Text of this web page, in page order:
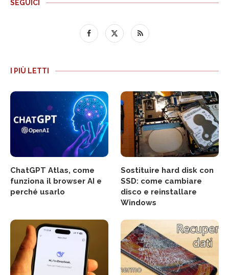
SEGUICI
I PIÙ LETTI
ChatGPT Atlas, come
funziona il browser AI e
perché usarlo
Sostituire hard disk con
SSD: come cambiare
disco e reinstallare
Windows